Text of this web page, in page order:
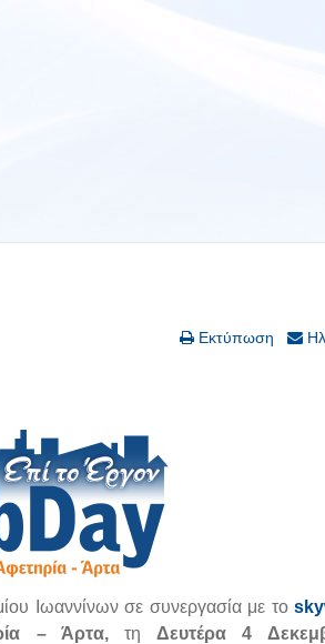
Εκτύπωση
Ιωαννίνων σε συνεργασία με το
– Άρτα,τηΔευτέρα 4